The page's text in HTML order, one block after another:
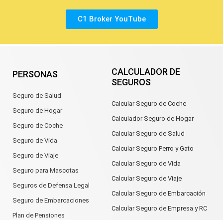
C1 Broker YouTube
PERSONAS
Seguro de Salud
Seguro de Hogar
Seguro de Coche
Seguro de Vida
Seguro de Viaje
Seguro para Mascotas
Seguros de Defensa Legal
Seguro de Embarcaciones
Plan de Pensiones
CALCULADOR DE
SEGUROS
Calcular Seguro de Coche
Calculador Seguro de Hogar
Calcular Seguro de Salud
Calcular Seguro Perro y Gato
Calcular Seguro de Vida
Calcular Seguro de Viaje
Calcular Seguro de Embarcación
Calcular Seguro de Empresa y RC